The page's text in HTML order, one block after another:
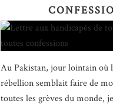
Au Pakistan, jour lointain où
rébellion semblait faire de
toutes les grèves du monde,